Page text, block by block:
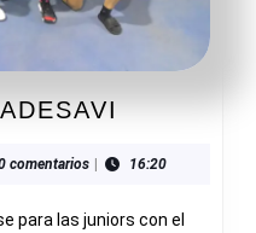
29-
ADESAVI
comentarios | 16:20
para las juniors con el